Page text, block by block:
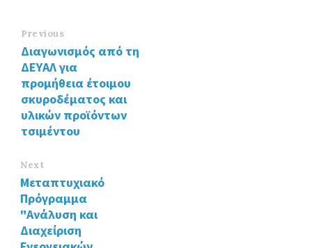
o
o
k
er
dI
n
Previous
Διαγωνισμός από τη
ΔΕΥΑΛ για
προμήθεια έτοιμου
σκυροδέματος και
υλικών προϊόντων
τσιμέντου
Next
Μεταπτυχιακό
Πρόγραμμα
"Ανάλυση και
Διαχείριση